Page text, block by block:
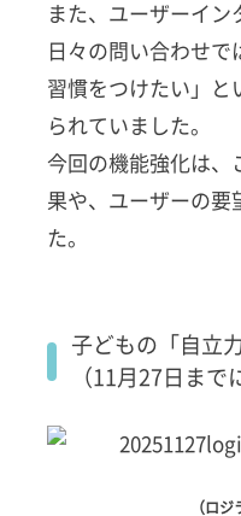
もの
立力
アッ
を促
す機
善
順次
追
加）
また、ユーザーイン
日々の問い合わせで
習慣をつけたい」と
られていました。
今回の機能強化は、
果や、ユーザーの要
た。
子どもの「自立
（11月27日まで
（ロジ